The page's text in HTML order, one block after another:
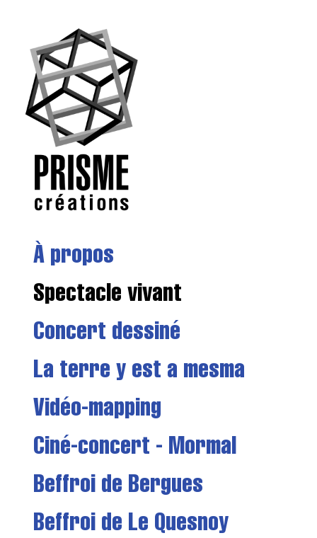
À propos
Spectacle vivant
Concert dessiné
La terre y est a mesma
Vidéo-mapping
Ciné-concert - Mormal
Beffroi de Bergues
Beffroi de Le Quesnoy